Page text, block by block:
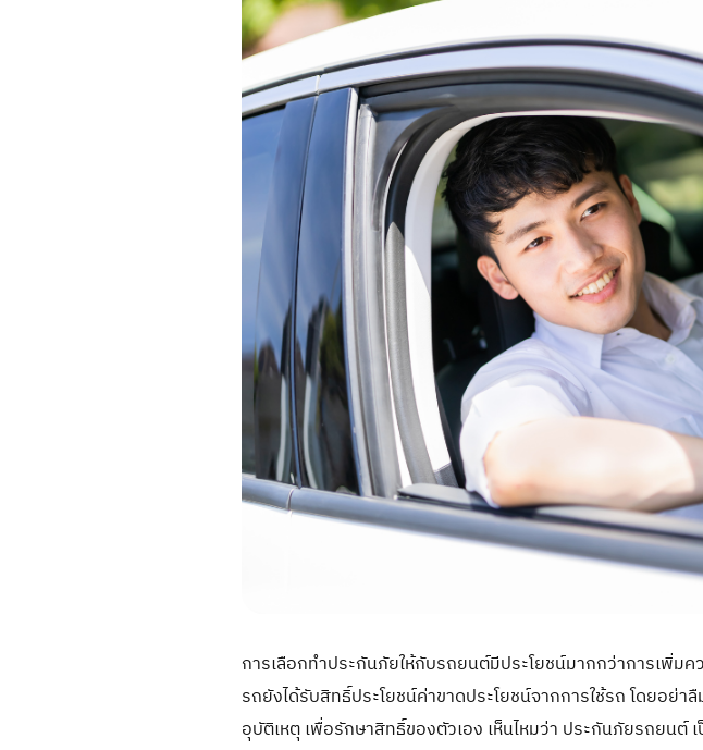
การเลือกทำประกันภัยให้กับรถยนต์มีประโยชน์มากกว่าการเพิ่ม
รถยังได้รับสิทธิ์ประโยชน์ค่าขาดประโยชน์จากการใช้รถ โดยอ
อุบัติเหตุ เพื่อรักษาสิทธิ์ของตัวเอง เห็นไหมว่า ประกันภัยรถยน